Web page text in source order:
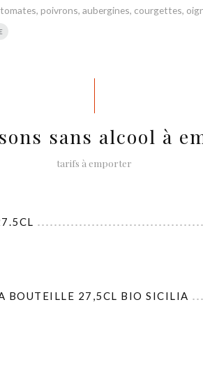
poivrons, aubergines, courgettes,
sans alcool à
tarifs à emporter
BOUTEILLE 27,5CL BIO SICILIA